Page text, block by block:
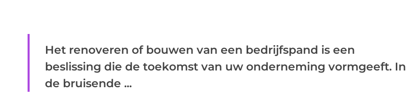
Het renoveren of bouwen van een bedrijfspand is een
beslissing die de toekomst van uw onderneming vormgeeft. In
de bruisende ...